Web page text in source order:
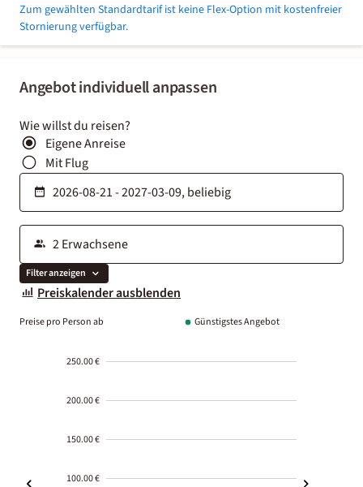
Angebot individuell anpassen
Wie willst du reisen?
Eigene Anreise
Mit Flug
Filter anzeigen
Preiskalender ausblenden
Preise pro Person ab Günstigstes Angebot
250.00 €
200.00 €
150.00 €
100.00 €
Zum gewählten Standardtarif ist keine Flex-Option mit kostenfreier
Stornierung verfügbar.